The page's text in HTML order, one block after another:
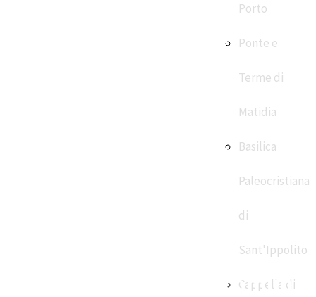
Porto
Ponte e
Terme di
Matidia
Basilica
Paleocristiana
di
Sant'Ippolito
Cappella di
Loco di Fiumicino